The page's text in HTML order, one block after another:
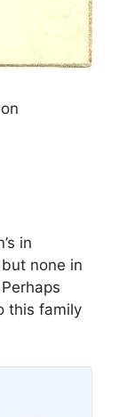
in
none in
this family